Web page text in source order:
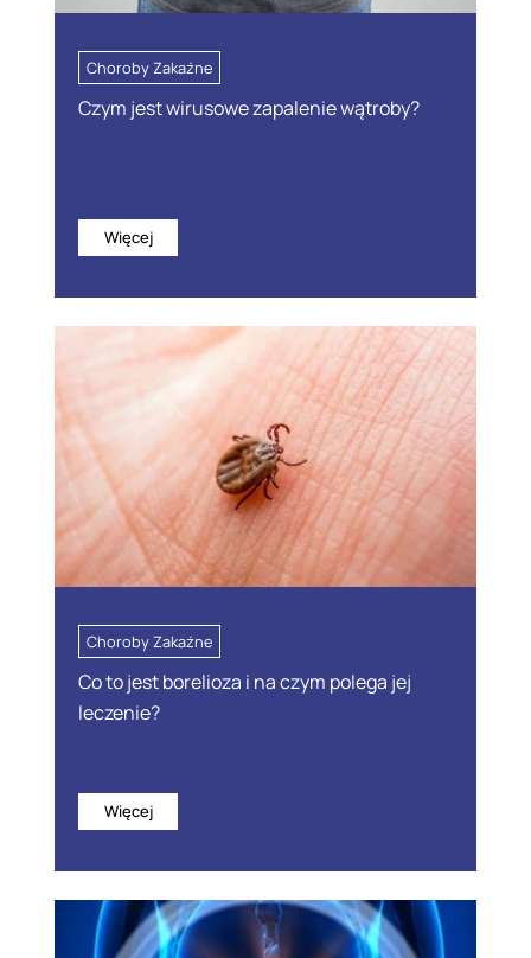
Choroby Zakaźne
Czym jest wirusowe zapalenie wątroby?
Więcej
Choroby Zakaźne
Co to jest borelioza i na czym polega jej
leczenie?
Więcej